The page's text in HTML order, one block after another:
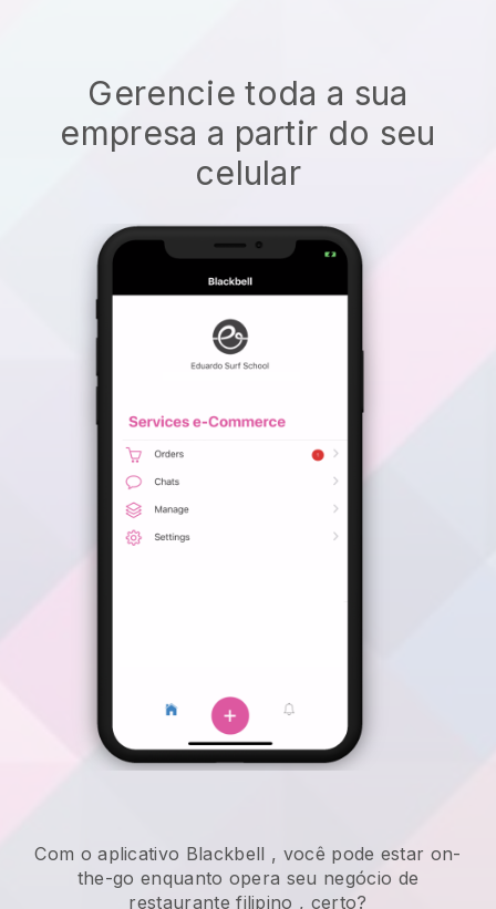
Gerencie toda a sua
empresa a partir do seu
celular
Com o aplicativo Blackbell , você pode estar on-
the-go enquanto opera seu negócio de
restaurante filipino , certo?